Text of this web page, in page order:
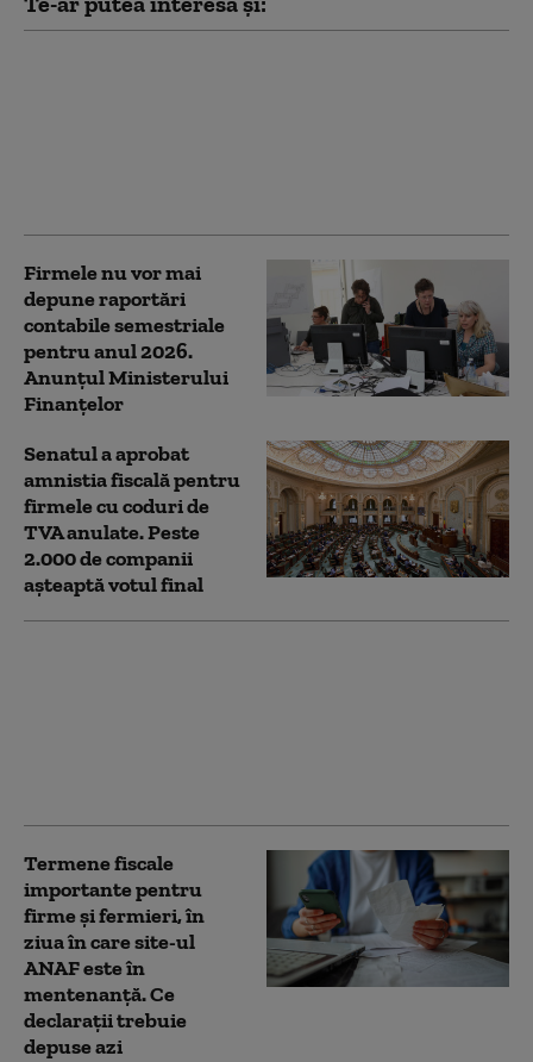
Firmele nu vor mai
depune raportări
contabile semestriale
pentru anul 2026.
Anunțul Ministerului
Finanțelor
Senatul a aprobat
amnistia fiscală pentru
firmele cu coduri de
TVA anulate. Peste
2.000 de companii
așteaptă votul final
Termene fiscale
importante pentru
firme și fermieri, în
ziua în care site-ul
ANAF este în
mentenanță. Ce
declarații trebuie
depuse azi